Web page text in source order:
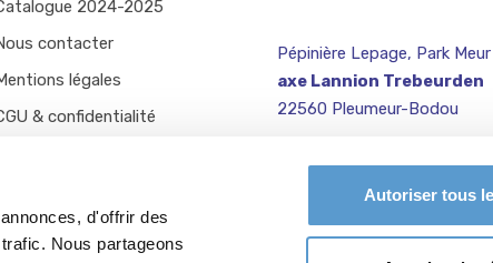
d'offrir des
Nous partageons
Autoriser tous
2024-2025
contacter
légales
& confidentialité
Pépinière Lepage, Park Meur
axe Lannion Trebeurden
22560 Pleumeur-Bodou
bretagne.fr
02 96 47 27 64